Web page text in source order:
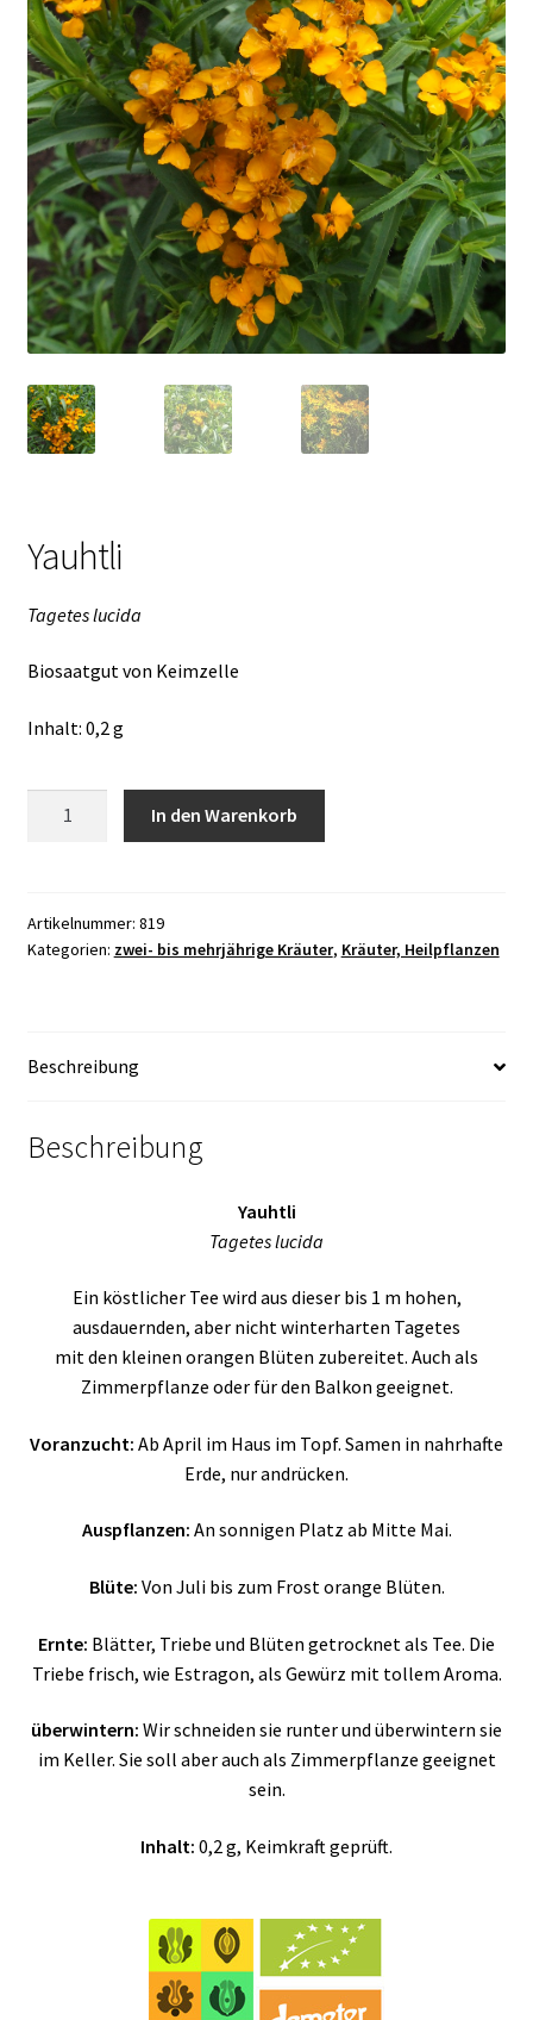
Yauhtli
Tagetes lucida
Biosaatgut von Keimzelle
Inhalt: 0,2 g
In den Warenkorb
Artikelnummer: 819
Kategorien: zwei- bis mehrjährige Kräuter, Kräuter, Heilpflanzen
Beschreibung
Beschreibung
Yauhtli
Tagetes lucida
Ein köstlicher Tee wird aus dieser bis 1 m hohen,
ausdauernden, aber nicht winterharten Tagetes
mit den kleinen orangen Blüten zubereitet. Auch als
Zimmerpflanze oder für den Balkon geeignet.
Voranzucht: Ab April im Haus im Topf. Samen in nahrhafte
Erde, nur andrücken.
Auspflanzen: An sonnigen Platz ab Mitte Mai.
Blüte: Von Juli bis zum Frost orange Blüten.
Ernte: Blätter, Triebe und Blüten getrocknet als Tee. Die
Triebe frisch, wie Estragon, als Gewürz mit tollem Aroma.
überwintern: Wir schneiden sie runter und überwintern sie
im Keller. Sie soll aber auch als Zimmerpflanze geeignet
sein.
Inhalt: 0,2 g, Keimkraft geprüft.